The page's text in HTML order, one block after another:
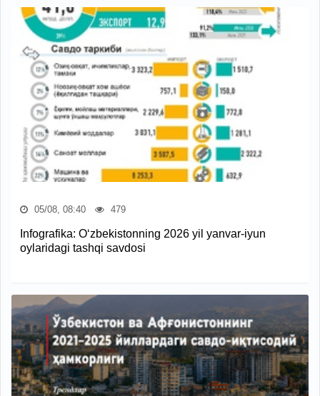
05/08, 08:40 479
Infografika: O‘zbekistonning 2026 yil yanvar-iyun
oylaridagi tashqi savdosi